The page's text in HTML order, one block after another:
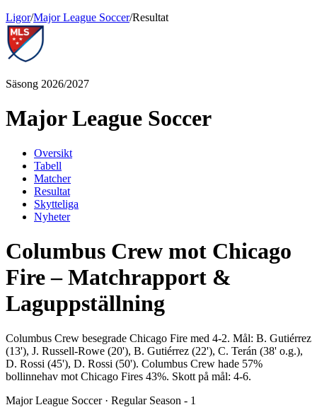
Ligor/Major League Soccer/Resultat
Säsong 2026/2027
Major League Soccer
Oversikt
Tabell
Matcher
Resultat
Skytteliga
Nyheter
Columbus Crew mot Chicago
Fire – Matchrapport &
Laguppställning
Columbus Crew besegrade Chicago Fire med 4-2. Mål: B. Gutiérrez
(13'), J. Russell-Rowe (20'), B. Gutiérrez (22'), C. Terán (38' o.g.),
D. Rossi (45'), D. Rossi (50'). Columbus Crew hade 57%
bollinnehav mot Chicago Fires 43%. Skott på mål: 4-6.
Major League Soccer· Regular Season - 1